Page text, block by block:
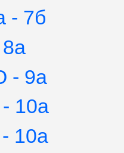
- 7б
- 9а
10а
10а